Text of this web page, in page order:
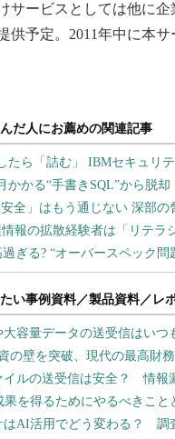
サービスとしては他に企
供予定。2011年中に本
い事例資料／製品資料／レ
大容量データの送受信はい
の壁を突破、現代の最高財
イルの送受信は安全？ 情報
果を得るためにやるべきこ
はAI活用でどう変わる？ 調